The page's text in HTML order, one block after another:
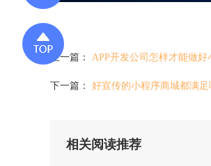
上一篇： APP开发公司怎样才能做好
下一篇： 好宣传的小程序商城都满足
相关阅读推荐